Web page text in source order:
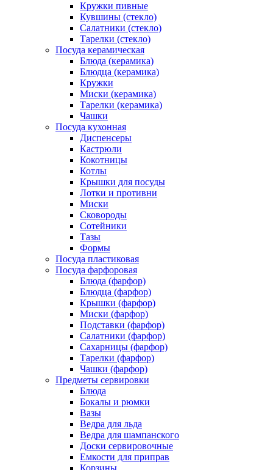
Кружки пивные
Кувшины (стекло)
Салатники (стекло)
Тарелки (стекло)
Посуда керамическая
Блюда (керамика)
Блюдца (керамика)
Кружки
Миски (керамика)
Тарелки (керамика)
Чашки
Посуда кухонная
Диспенсеры
Кастрюли
Кокотницы
Котлы
Крышки для посуды
Лотки и противни
Миски
Сковороды
Сотейники
Тазы
Формы
Посуда пластиковая
Посуда фарфоровая
Блюда (фарфор)
Блюдца (фарфор)
Крышки (фарфор)
Миски (фарфор)
Подставки (фарфор)
Салатники (фарфор)
Сахарницы (фарфор)
Тарелки (фарфор)
Чашки (фарфор)
Предметы сервировки
Блюда
Бокалы и рюмки
Вазы
Ведра для льда
Ведра для шампанского
Доски сервировочные
Емкости для приправ
Корзины